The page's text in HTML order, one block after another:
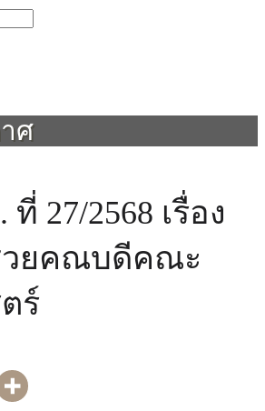
ศ
27/2568 เรื่อง
วยคณบดีคณะ
ร์